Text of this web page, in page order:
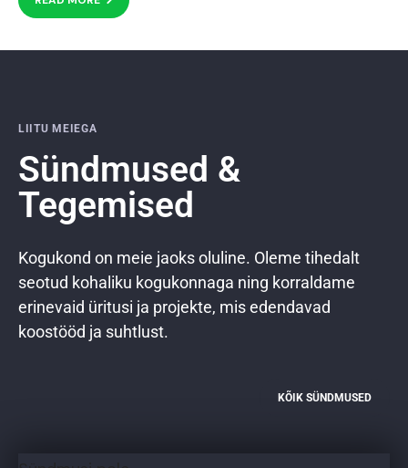
LIITU MEIEGA
Sündmused &
Tegemised
Kogukond on meie jaoks oluline. Oleme tihedalt
seotud kohaliku kogukonnaga ning korraldame
erinevaid üritusi ja projekte, mis edendavad
koostööd ja suhtlust.
KÕIK SÜNDMUSED